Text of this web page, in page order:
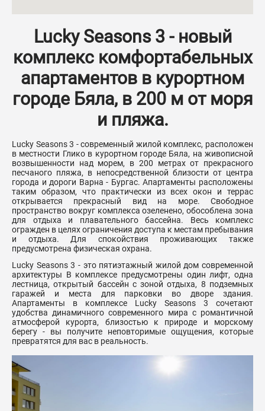
Lucky Seasons 3 - новый
комплекс комфортабельных
апартаментов в курортном
городе Бяла, в 200 м от моря
и пляжа.
Lucky Seasons 3 - современный жилой комплекс, расположен
в местности Глико в курортном городе Бяла, на живописной
возвышенности над морем, в 200 метрах от прекрасного
песчаного пляжа, в непосредственной близости от центра
города и дороги Варна - Бургас. Апартаменты расположены
таким образом, что практически из всех окон и террас
открывается прекрасный вид на море. Свободное
пространство вокруг комплекса озеленено, обособлена зона
для отдыха и плавательного бассейна. Весь комплекс
огражден в целях ограничения доступа к местам пребывания
и отдыха. Для спокойствия проживающих также
предусмотрена физическая охрана.
Lucky Seasons 3 - это пятиэтажный жилой дом современной
архитектуры В комплексе предусмотрены один лифт, одна
лестница, открытый бассейн с зоной отдыха, 8 подземных
гаражей и места для парковки во дворе здания.
Апартаменты в комплексе Lucky Seasons 3 сочетают
удобства динамичного современного мира с романтичной
атмосферой курорта, близостью к природе и морскому
берегу - вы получите неповторимые ощущения, которые
превратятся для вас в реальность.